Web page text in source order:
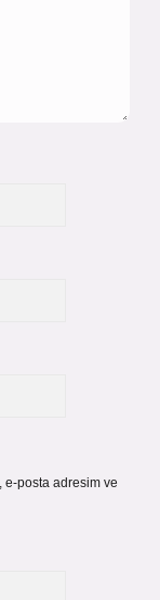
e-posta adresim ve